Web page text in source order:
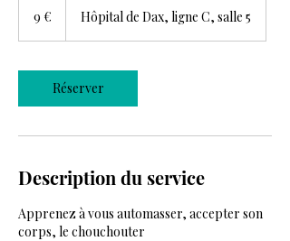
9 € Hôpital de Dax, ligne C, salle 5
Réserver
Description du service
Apprenez à vous automasser, accepter son
corps, le chouchouter